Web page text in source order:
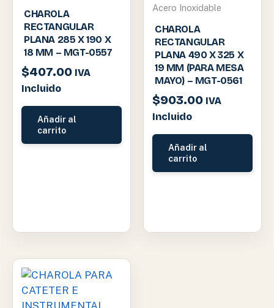
CHAROLA
RECTANGULAR
PLANA 285 X 190 X
18 MM – MGT-0557
$407.00 IVA
Incluido
Añadir al
carrito
Acero Inoxidable
CHAROLA
RECTANGULAR
PLANA 490 X 325 X
19 MM (PARA MESA
MAYO) – MGT-0561
$903.00 IVA
Incluido
Añadir al
carrito